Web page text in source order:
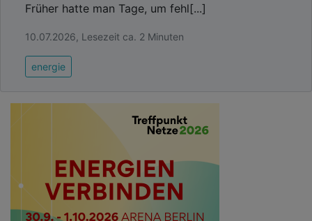
Früher hatte man Tage, um fehl[...]
10.07.2026, Lesezeit ca. 2 Minuten
energie